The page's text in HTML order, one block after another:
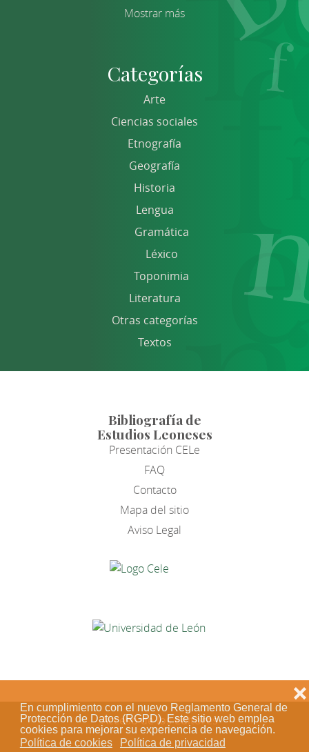
En cumplimiento con el nuevo Reglamento General de
Protección de Datos (RGPD). Este sitio web emplea
cookies para mejorar su experiencia de navegación.
Política de cookies
Política de privacidad
❌
Mostrar más
Categorías
Arte
Ciencias sociales
Etnografía
Geografía
Historia
Lengua
Gramática
Léxico
Toponimia
Literatura
Otras categorías
Textos
Bibliografía de
Estudios Leoneses
Presentación CELe
FAQ
Contacto
Mapa del sitio
Aviso Legal
Acceso de los editores